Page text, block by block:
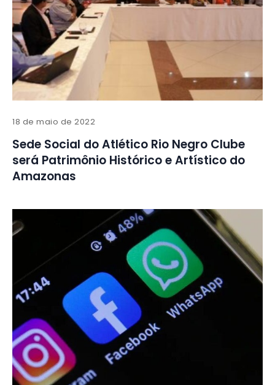
18 de maio de 2022
Sede Social do Atlético Rio Negro Clube
será Patrimônio Histórico e Artístico do
Amazonas